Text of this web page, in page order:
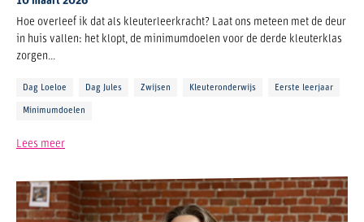
Hoe overleef ik dat als kleuterleerkracht? Laat ons meteen met de deur
in huis vallen: het klopt, de minimumdoelen voor de derde kleuterklas
zorgen...
Dag Loeloe Dag Jules Zwijsen Kleuteronderwijs Eerste leerjaar
Minimumdoelen
Lees meer